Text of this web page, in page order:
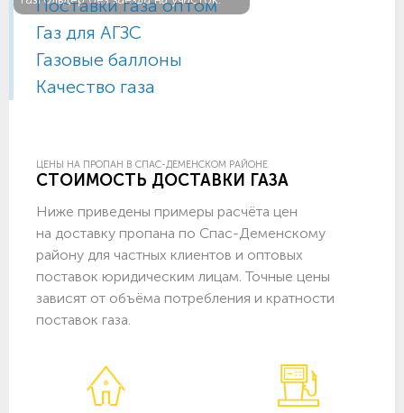
Поставки газа оптом
Газ для АГЗС
Газовые баллоны
Качество газа
ЦЕНЫ НА ПРОПАН В СПАС-ДЕМЕНСКОМ РАЙОНЕ
СТОИМОСТЬ ДОСТАВКИ ГАЗА
Ниже приведены примеры расчёта цен
на доставку пропана по Спас-Деменскому
району для частных клиентов и оптовых
поставок юридическим лицам. Точные цены
зависят от объёма потребления и кратности
поставок газа.